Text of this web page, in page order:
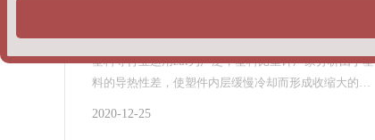
塑料颗粒密度测试仪测量塑料颗粒的密度值，在橡胶、
塑料等行业运用zui为广泛，塑料比重计厂家分析由于塑
料的导热性差，使塑件内层缓慢冷却而形成收缩大的高
2020-12-25